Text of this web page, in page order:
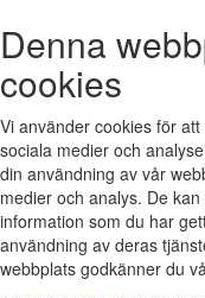
Denna
cookies
Vi använder cookies för
sociala medier och
din användning av vår
medier och analys. De
information som du har
användning av deras
webbplats godkänner du